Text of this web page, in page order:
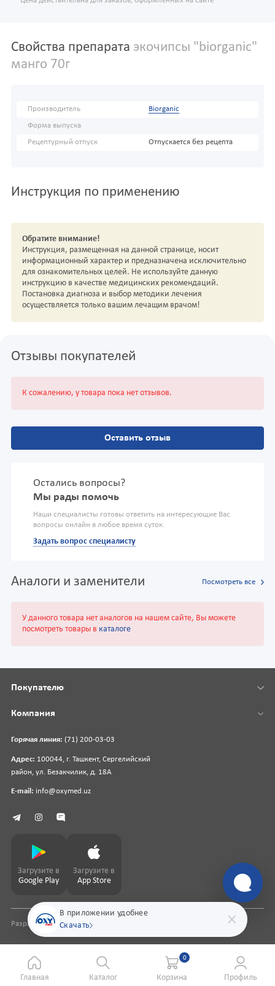
Свойства препарата экочипсы "biorganic"
манго 70г
Производитель Biorganic
Форма выпуска
Рецептурный отпуск Отпускается без рецепта
Инструкция по применению
Обратите внимание!
Инструкция, размещенная на данной странице, носит
информационный характер и предназначена исключительно
для ознакомительных целей. Не используйте данную
инструкцию в качестве медицинских рекомендаций.
Постановка диагноза и выбор методики лечения
осуществляется только вашим лечащим врачом!
Отзывы покупателей
К сожалению, у товара пока нет отзывов.
Оставить отзыв
Остались вопросы?
Мы рады помочь
Наши специалисты готовы ответить на интересующие Вас
вопросы онлайн в любое время суток.
Задать вопрос специалисту
Аналоги и заменители Посмотреть все
У данного товара нет аналогов на нашем сайте, Вы можете
посмотреть товары в каталоге
В приложении удобнее
Скачать
Горячая линия: (71) 200-03-03
Адрес: 100044, г. Ташкент, Сергелийский
район, ул. Безакчилик, д. 18А
E-mail: info@oxymed.uz
Покупателю
Компания
Загрузите в
Google Play
Загрузите в
App Store
Разработка сайтаpharmit.uz
Главная Каталог
0
Корзина Профиль